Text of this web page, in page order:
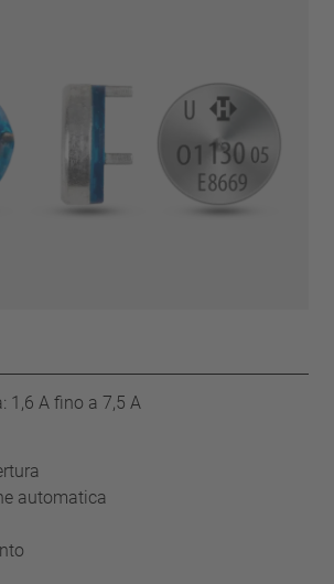
1,6 A fino a 7,5 A
automatica